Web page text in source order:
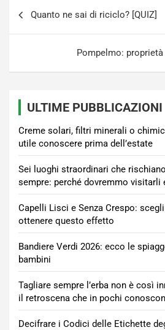
articoli
Quanto ne sai di riciclo? [QUIZ]
Pompelmo:
ULTIME PUBBLICAZIONI
Creme solari, filtri minerali o
utile conoscere prima dell’estate
Sei luoghi straordinari che
sempre: perché dovremmo visitarli
Capelli Lisci e Senza Crespo:
ottenere questo effetto
Bandiere Verdi 2026: ecco le
bambini
Tagliare sempre l’erba non è così
il retroscena che in pochi
Decifrare i Codici delle Etichette